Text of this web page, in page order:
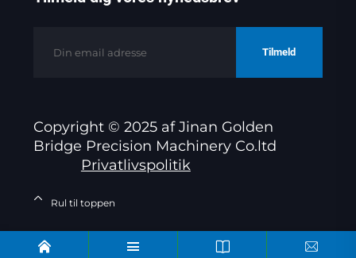
Tilmeld
Copyright © 2025 af Jinan Golden
Bridge Precision Machinery Co.ltd
Privatlivspolitik
Rul til toppen